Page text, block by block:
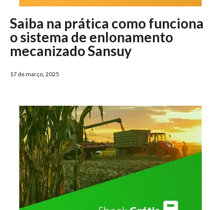
Saiba na prática como funciona
o sistema de enlonamento
mecanizado Sansuy
17 de março, 2025